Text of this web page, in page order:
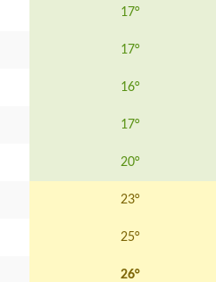
17°
17°
16°
17°
20°
23°
25°
26°